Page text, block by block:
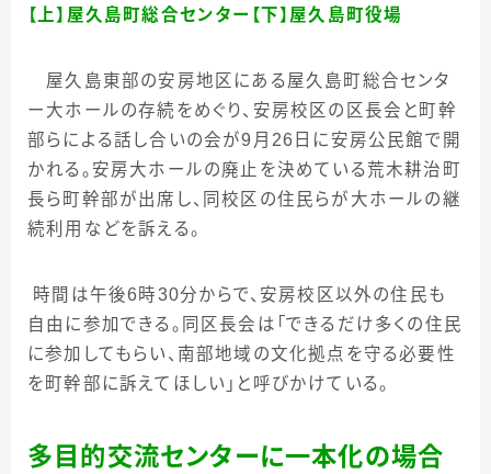
【上】屋久島町総合センター【下】屋久島町役場
屋久島東部の安房地区にある屋久島町総合センタ
ー大ホールの存続をめぐり、安房校区の区長会と町幹
部らによる話し合いの会が9 月 26 日に安房公民館で開
かれる。安房大ホールの廃止を決めている荒木耕治町
長ら町幹部が出席し、同校区の住民らが大ホールの継
続利用などを訴える。
時間は午後6時30分からで、安房校区以外の住民も
自由に参加できる。同区長会は「できるだけ多くの住民
に参加してもらい、南部地域の文化拠点を守る必要性
を町幹部に訴えてほしい」と呼びかけている。
多目的交流センターに一本化の場合